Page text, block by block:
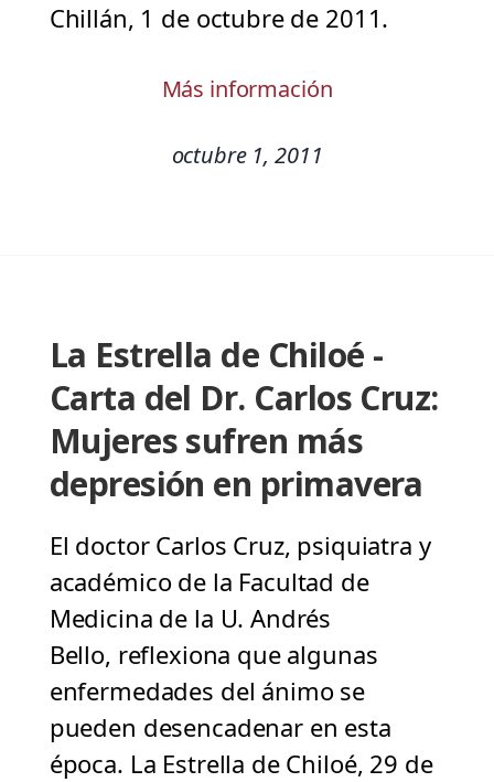
Chillán, 1 de octubre de 2011.
Más información
octubre 1, 2011
La Estrella de Chiloé -
Carta del Dr. Carlos Cruz:
Mujeres sufren más
depresión en primavera
El doctor Carlos Cruz, psiquiatra y
académico de la Facultad de
Medicina de la U. Andrés
Bello, reflexiona que algunas
enfermedades del ánimo se
pueden desencadenar en esta
época. La Estrella de Chiloé, 29 de